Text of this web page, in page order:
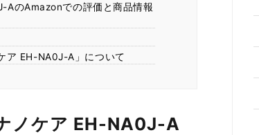
AのAmazonでの評価と商品情報
ア EH-NA0J-A」について
ノケア EH-NA0J-A